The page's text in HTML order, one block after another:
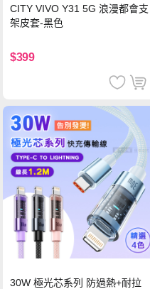
CITY VIVO Y31 5G 浪漫都會支
架皮套-黑色
$399
30W 極光芯系列 防過熱+耐拉